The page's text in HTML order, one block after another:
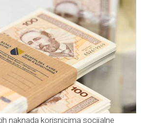
naknada korisnicima socijalne